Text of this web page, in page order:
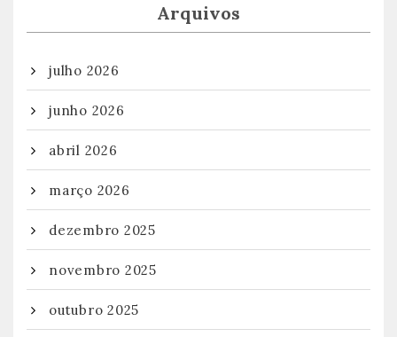
Arquivos
julho 2026
junho 2026
abril 2026
março 2026
dezembro 2025
novembro 2025
outubro 2025